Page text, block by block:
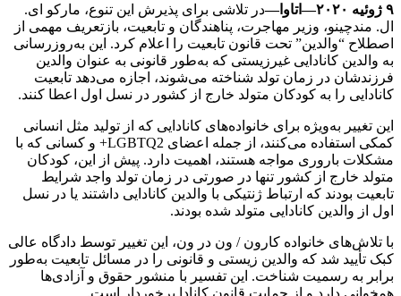
۹ ژوئیه ۲۰۲۰—اتاوا—
در تلاشی برای پذیرش این تنوع، مارکو ای.
ال. مندچینو، وزیر مهاجرت، پناهندگان و تابعیت، بازتعریف مهمی از
اصطلاح “والدین” تحت قانون تابعیت را اعلام کرد. این به‌روزرسانی
به والدین کانادایی غیرزیستی که به‌طور قانونی به عنوان والدین
فرزندشان در زمان تولد شناخته می‌شوند، اجازه می‌دهد تابعیت
کانادایی را به کودکان متولد خارج از کشور در نسل اول اعطا کنند.
این تغییر به‌ویژه برای خانواده‌های کانادایی که از تولید مثل انسانی
کمکی استفاده می‌کنند، از جمله اعضای LGBTQ2+ و کسانی که با
مشکلات باروری مواجه هستند، اهمیت دارد. پیش از این، کودکان
متولد خارج از کشور تنها در صورتی در زمان تولد واجد شرایط
تابعیت بودند که ارتباط ژنتیکی با والدین کانادایی داشتند یا در نسل
اول از والدین کانادایی متولد شده بودند.
با تلاش‌های خانواده کارون / ون در ون، این تغییر توسط دادگاه عالی
کبک تأیید شد که والدین زیستی و قانونی را در مسائل تابعیت به‌طور
برابر به رسمیت شناخت. این تفسیر با منشور حقوق و آزادی‌ها
همخوانی دارد و از حمایت قانون کانادا برخوردار است.